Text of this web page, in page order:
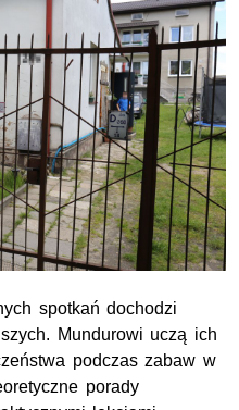
spotkań dochodzi
Mundurowi uczą ich
podczas zabaw w
porady